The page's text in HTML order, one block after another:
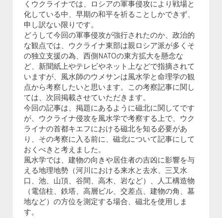
くウクライナでは、ロシアの軍事侵攻により戦場と
化している中、早期の和平を祈ることしかできず、
申し訳ない限りです。
どうして今回の軍事侵攻が強行されたのか、政治的
な観点では、ウクライナ東部は親ロシア派が多くそ
の独立支援の為、西側NATOの東方拡大を懸念な
ど、新聞紙上やテレビやネット上などで指摘されて
いますが、風水師のウメサンは風水学と命理学の観
点から考察したいと思います。この考察記事に関し
ては、次回掲載させていただきます。
今回の記事は、掲題にあるように磁北に関してです
が、ウクライナ侵攻を風水学で考察する上で、ウク
ライナの首都キエフにおける磁北を知る必要があ
り、その考察に入る前に、磁北について記事にして
おくべきと考えました。
風水学では、建物の向きや居住者の吉凶に影響を与
える地理地勢（河川における来水と去水、三叉水
口、池、山頂、谷間、高木、岩など）、人工構造物
（電信柱、鉄塔、高層ビル、交差点、建物の角、墓
地など）の方位を測定する場合、磁北を使用しま
す。